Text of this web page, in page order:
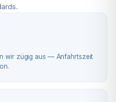
wir zügig aus — Anfahrtszeit